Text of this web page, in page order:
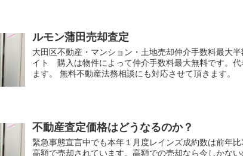
ルモン蒲田売却査定
大田区不動産・マンション・土地売却仲介手数料最大
イト 購入は物件によって仲介手数料最大無料です。
ます。 無料不動産法務相談にも対応させて頂きます。
不動産査定価格はどうなるのか？
緊急事態宣言中でも本年１月度レインズ成約数は前年
高額で売却されています。高額での売却なら今しかな